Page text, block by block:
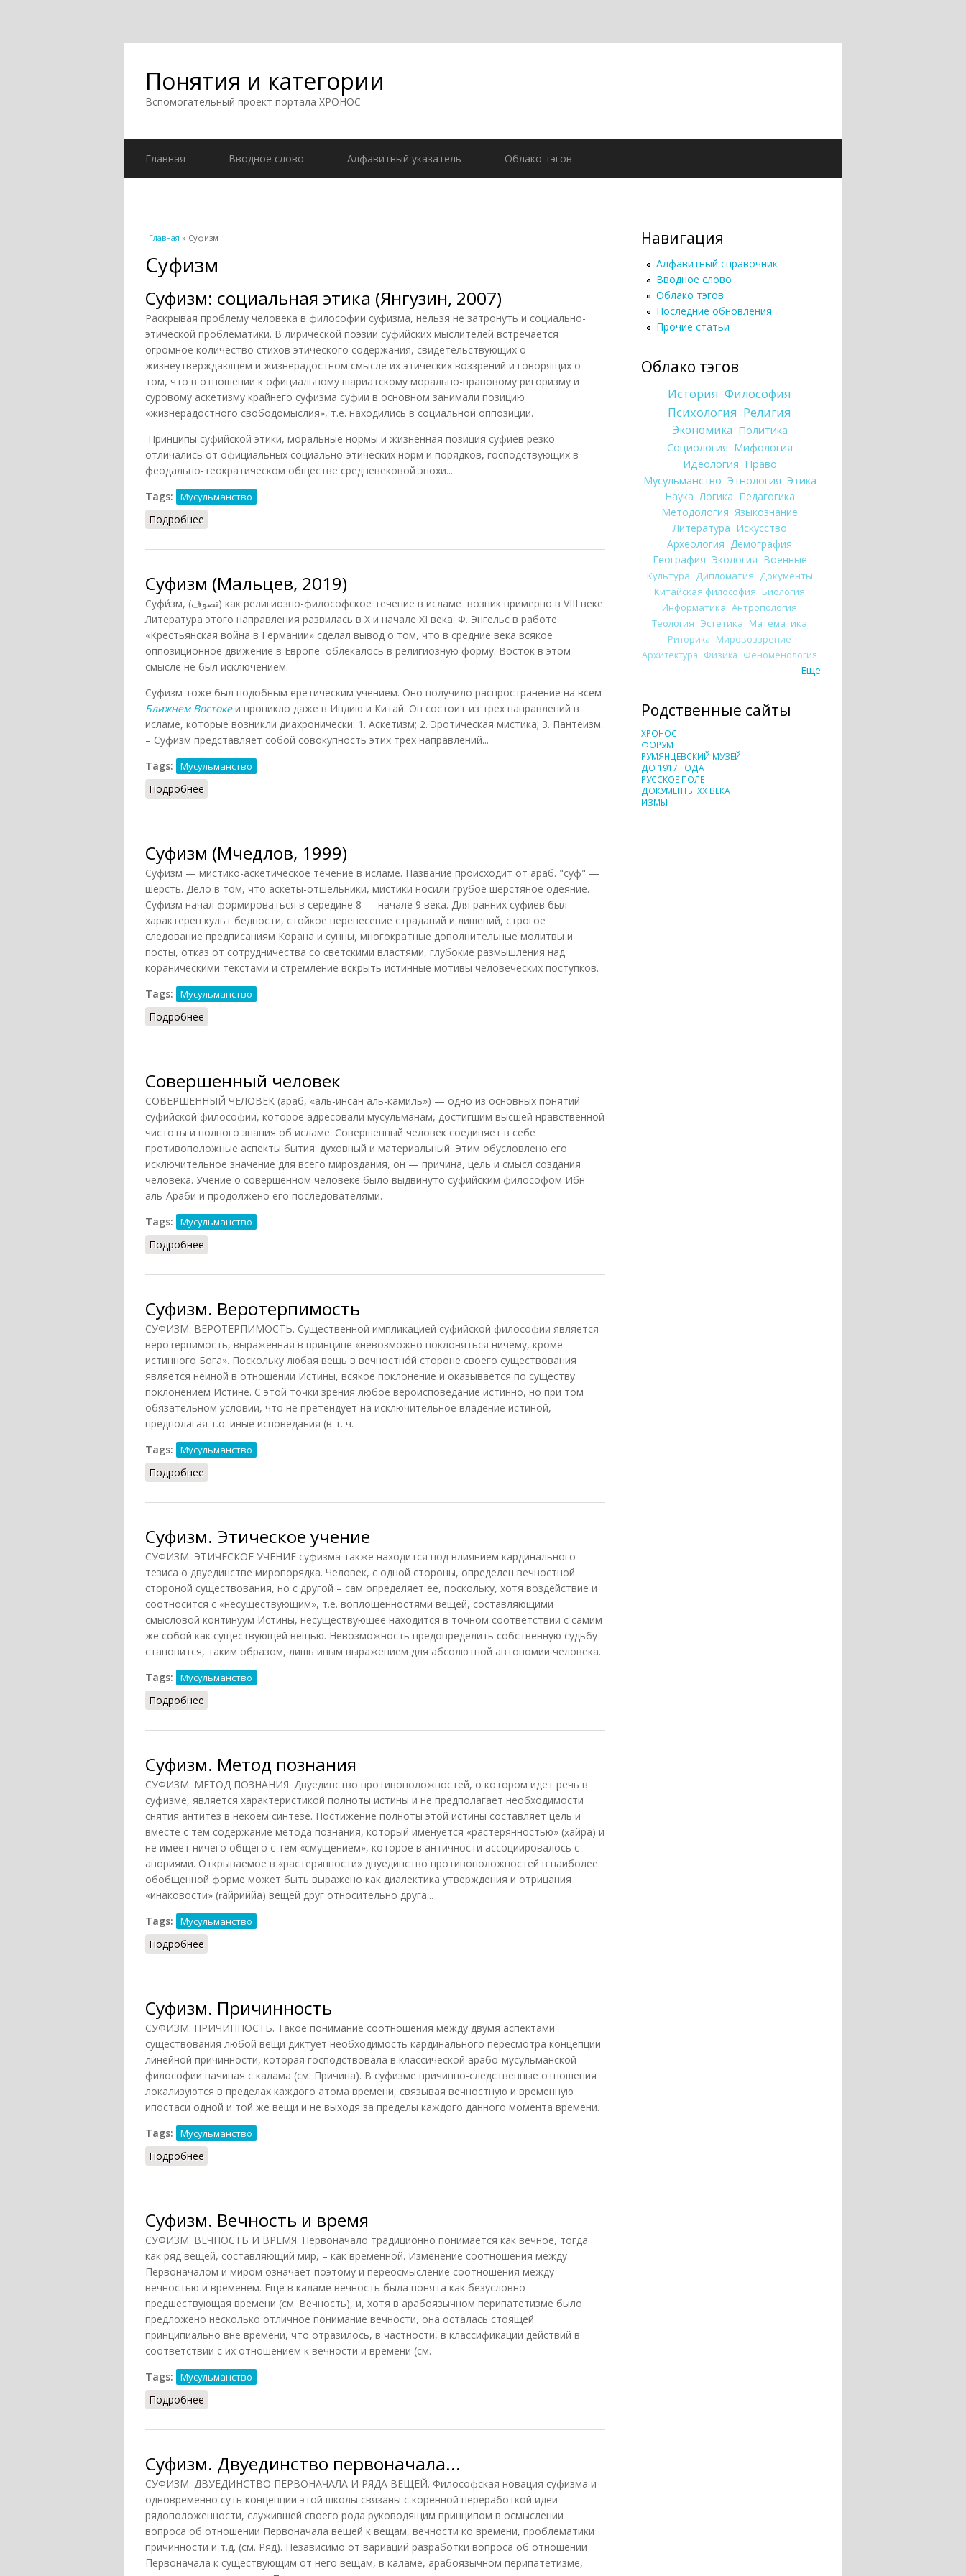
Понятия и категории
Вспомогательный проект портала ХРОНОС
Главная Вводное слово Алфавитный указатель Облако тэгов
Вы здесь
Главная » Суфизм
Суфизм
Суфизм: социальная этика (Янгузин, 2007)
Раскрывая проблему человека в философии суфизма, нельзя не затронуть и социально-
этической проблематики. В лирической поэзии суфийских мыслителей встречается
огромное количество стихов этического содержания, свидетельствующих о
жизнеутверждающем и жизнерадостном смысле их этических воззрений и говорящих о
том, что в отношении к официальному шариатскому морально-правовому ригоризму и
суровому аскетизму крайнего суфизма суфии в основном занимали позицию
«жизнерадостного свободомыслия», т.е. находились в социальной оппозиции.
Принципы суфийской этики, моральные нормы и жизненная позиция суфиев резко
отличались от официальных социально-этических норм и порядков, господствующих в
феодально-теократическом обществе средневековой эпохи...
Tags:
Мусульманство
Подробнее
Суфизм (Мальцев, 2019)
Суфи́зм, (تصوف) как религиозно-философское течение в исламе возник примерно в VIII веке.
Литература этого направления развилась в X и начале XI века. Ф. Энгельс в работе
«Крестьянская война в Германии» сделал вывод о том, что в средние века всякое
оппозиционное движение в Европе облекалось в религиозную форму. Восток в этом
смысле не был исключением.
Суфизм тоже был подобным еретическим учением. Оно получило распространение на всем
Ближнем Востокеи проникло даже в Индию и Китай. Он состоит из трех направлений в
исламе, которые возникли диахронически: 1. Аскетизм; 2. Эротическая мистика; 3. Пантеизм.
– Суфизм представляет собой совокупность этих трех направлений...
Tags:
Мусульманство
Подробнее
Суфизм (Мчедлов, 1999)
Суфизм — мистико-аскетическое течение в исламе. Название происходит от араб. "суф" —
шерсть. Дело в том, что аскеты-отшельники, мистики носили грубое шерстяное одеяние.
Суфизм начал формироваться в середине 8 — начале 9 века. Для ранних суфиев был
характерен культ бедности, стойкое перенесение страданий и лишений, строгое
следование предписаниям Корана и сунны, многократные дополнительные молитвы и
посты, отказ от сотрудничества со светскими властями, глубокие размышления над
кораническими текстами и стремление вскрыть истинные мотивы человеческих поступков.
Tags:
Мусульманство
Подробнее
Совершенный человек
СОВЕРШЕННЫЙ ЧЕЛОВЕК (араб, «аль-инсан аль-камиль») — одно из основных понятий
суфийской философии, которое адресовали мусульманам, достигшим высшей нравственной
чистоты и полного знания об исламе. Совершенный человек соединяет в себе
противоположные аспекты бытия: духовный и материальный. Этим обусловлено его
исключительное значение для всего мироздания, он — причина, цель и смысл создания
человека. Учение о совершенном человеке было выдвинуто суфийским философом Ибн
аль-Араби и продолжено его последователями.
Tags:
Мусульманство
Подробнее
Суфизм. Веротерпимость
СУФИЗМ. ВЕРОТЕРПИМОСТЬ. Существенной импликацией суфийской философии является
веротерпимость, выраженная в принципе «невозможно поклоняться ничему, кроме
истинного Бога». Поскольку любая вещь в вечностнóй стороне своего существования
является неиной в отношении Истины, всякое поклонение и оказывается по существу
поклонением Истине. С этой точки зрения любое вероисповедание истинно, но при том
обязательном условии, что не претендует на исключительное владение истиной,
предполагая т.о. иные исповедания (в т. ч.
Tags:
Мусульманство
Подробнее
Суфизм. Этическое учение
СУФИЗМ. ЭТИЧЕСКОЕ УЧЕНИЕ суфизма также находится под влиянием кардинального
тезиса о двуединстве миропорядка. Человек, с одной стороны, определен вечностной
стороной существования, но с другой – сам определяет ее, поскольку, хотя воздействие и
соотносится с «несуществующим», т.е. воплощенностями вещей, составляющими
смысловой континуум Истины, несуществующее находится в точном соответствии с самим
же собой как существующей вещью. Невозможность предопределить собственную судьбу
становится, таким образом, лишь иным выражением для абсолютной автономии человека.
Tags:
Мусульманство
Подробнее
Суфизм. Метод познания
СУФИЗМ. МЕТОД ПОЗНАНИЯ. Двуединство противоположностей, о котором идет речь в
суфизме, является характеристикой полноты истины и не предполагает необходимости
снятия антитез в некоем синтезе. Постижение полноты этой истины составляет цель и
вместе с тем содержание метода познания, который именуется «растерянностью» (х̣айра) и
не имеет ничего общего с тем «смущением», которое в античности ассоциировалось с
апориями. Открываемое в «растерянности» двуединство противоположностей в наиболее
обобщенной форме может быть выражено как диалектика утверждения и отрицания
«инаковости» (г̣айриййа) вещей друг относительно друга...
Tags:
Мусульманство
Подробнее
Суфизм. Причинность
СУФИЗМ. ПРИЧИННОСТЬ. Такое понимание соотношения между двумя аспектами
существования любой вещи диктует необходимость кардинального пересмотра концепции
линейной причинности, которая господствовала в классической арабо-мусульманской
философии начиная с калама (см. Причина). В суфизме причинно-следственные отношения
локализуются в пределах каждого атома времени, связывая вечностную и временную
ипостаси одной и той же вещи и не выходя за пределы каждого данного момента времени.
Tags:
Мусульманство
Подробнее
Суфизм. Вечность и время
СУФИЗМ. ВЕЧНОСТЬ И ВРЕМЯ. Первоначало традиционно понимается как вечное, тогда
как ряд вещей, составляющий мир, – как временной. Изменение соотношения между
Первоначалом и миром означает поэтому и переосмысление соотношения между
вечностью и временем. Еще в каламе вечность была понята как безусловно
предшествующая времени (см. Вечность), и, хотя в арабоязычном перипатетизме было
предложено несколько отличное понимание вечности, она осталась стоящей
принципиально вне времени, что отразилось, в частности, в классификации действий в
соответствии с их отношением к вечности и времени (см.
Tags:
Мусульманство
Подробнее
Суфизм. Двуединство первоначала...
СУФИЗМ. ДВУЕДИНСТВО ПЕРВОНАЧАЛА И РЯДА ВЕЩЕЙ. Философская новация суфизма и
одновременно суть концепции этой школы связаны с коренной переработкой идеи
рядоположенности, служившей своего рода руководящим принципом в осмыслении
вопроса об отношении Первоначала вещей к вещам, вечности ко времени, проблематики
причинности и т.д. (см. Ряд). Независимо от вариаций разработки вопроса об отношении
Первоначала к существующим от него вещам, в каламе, арабоязычном перипатетизме,
Навигация
Алфавитный справочник
Вводное слово
Облако тэгов
Последние обновления
Прочие статьи
Облако тэгов
История Философия
Психология Религия
Экономика Политика
Социология Мифология
Идеология Право
Мусульманство Этнология Этика
Наука Логика Педагогика
Методология Языкознание
Литература Искусство
Археология Демография
География Экология Военные
Культура Дипломатия Документы
Китайская философия Биология
Информатика Антропология
Теология Эстетика Математика
Риторика Мировоззрение
Архитектура Физика Феноменология
Еще
Родственные сайты
ХРОНОС
ФОРУМ
РУМЯНЦЕВСКИЙ МУЗЕЙ
ДО 1917 ГОДА
РУССКОЕ ПОЛЕ
ДОКУМЕНТЫ XX ВЕКА
ИЗМЫ